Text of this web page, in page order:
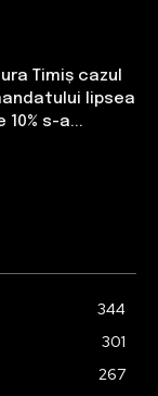
Timiș cazul
lipsea
s-a...
344
301
267